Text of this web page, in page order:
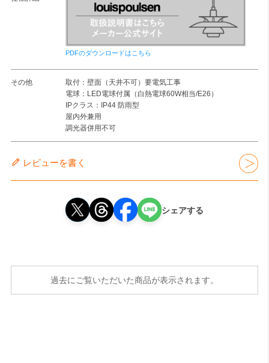
PDFのダウンロードはこちら
その他
取付：壁面（天井不可）要電気工事
電球：LED電球付属（白熱電球60W相当/E26）
IPクラス：IP44 防雨型
屋内外兼用
調光器併用不可
レビューを書く
シェアする
過去にご覧いただいた商品が表示されます。